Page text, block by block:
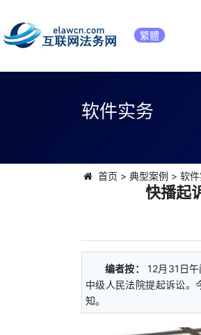
繁體
软件实务
首页 > 典型案例 > 软
快播起
编者按：
12月31日
中级人民法院提起诉讼。
知。